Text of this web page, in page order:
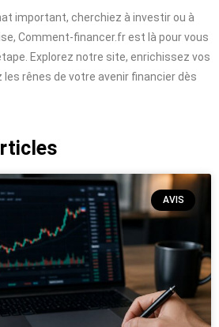
important, cherchiez à investir ou à
Comment-financer.fr est là pour vous
Explorez notre site, enrichissez vos
rênes de votre avenir financier dès
AVIS